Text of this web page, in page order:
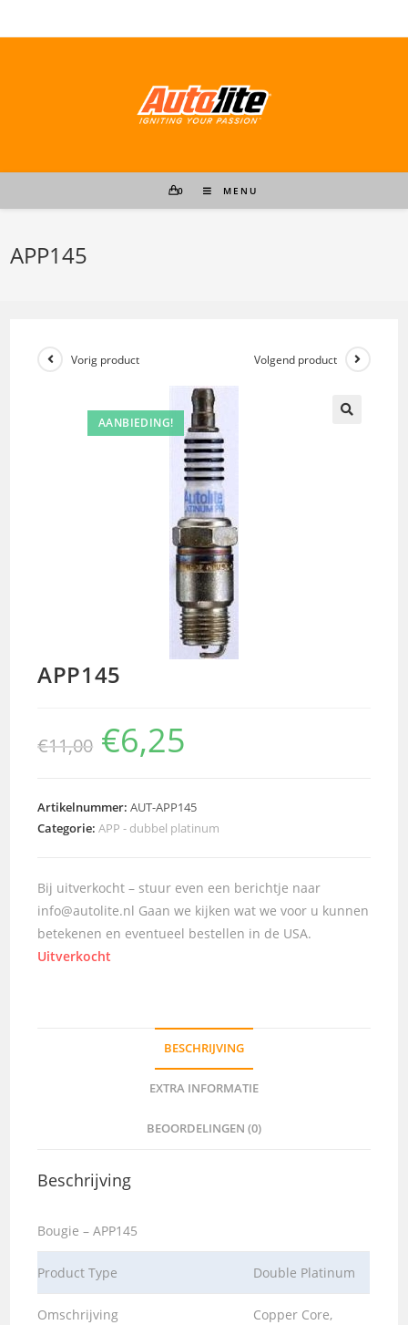
naar
0 MENU
APP145
AANBIEDING!
Vorig product Volgend product
APP145
€11,00 €6,25
Artikelnummer:AUT-APP145
Categorie:APP - dubbel platinum
Bij uitverkocht – stuur even een berichtje naar
info@autolite.nl Gaan we kijken wat we voor u kunnen
betekenen en eventueel bestellen in de USA.
Uitverkocht
BESCHRIJVING
EXTRA INFORMATIE
BEOORDELINGEN (0)
Beschrijving
Bougie – APP145
Product Type Double Platinum
Omschrijving
Copper Core,